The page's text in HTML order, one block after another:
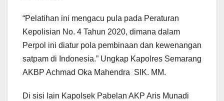
“Pelatihan ini mengacu pula pada Peraturan
Kepolisian No. 4 Tahun 2020, dimana dalam
Perpol ini diatur pola pembinaan dan kewenangan
satpam di Indonesia.” Ungkap Kapolres Semarang
AKBP Achmad Oka Mahendra SIK. MM.
Di sisi lain Kapolsek Pabelan AKP Aris Munadi